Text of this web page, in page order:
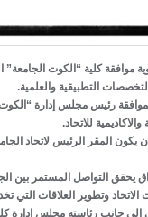
موافقة كلية “الكوت
التطبيقية والعلمية.
بموافقة رئيس مجلس إدارة
للاتحاد.
يكون المقر الرئيس لاتحاد
يحقق التواصل المستمر بين
الاتحاد وتطوير العلاقات التي
جانب رئاسته مجلس إدارة